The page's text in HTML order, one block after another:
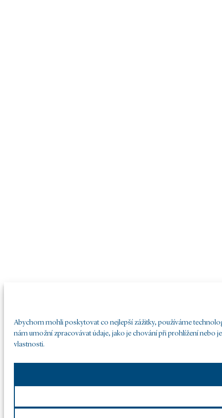
Abychom mohli poskytovat co nejlepší zážitky, používáme
nám umožní zpracovávat údaje, jako je chování při prohlížení nebo
vlastnosti.